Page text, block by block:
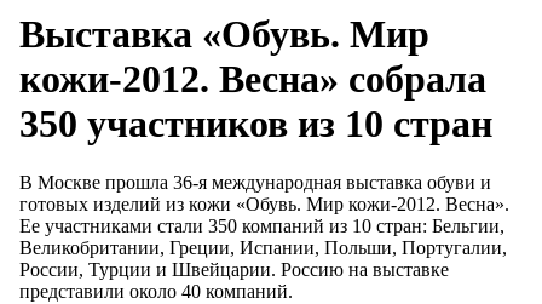
Выставка «Обувь. Мир
кожи-2012. Весна» собрала
350 участников из 10 стран
В Москве прошла 36-я международная выставка обуви и
готовых изделий из кожи «Обувь. Мир кожи-2012. Весна».
Ее участниками стали 350 компаний из 10 стран: Бельгии,
Великобритании, Греции, Испании, Польши, Португалии,
России, Турции и Швейцарии. Россию на выставке
представили около 40 компаний.